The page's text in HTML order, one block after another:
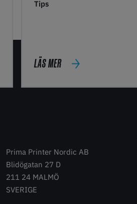
Tips
LÄS MER
Prima Printer Nordic AB
Blidögatan 27 D
211 24 MALMÖ
SVERIGE